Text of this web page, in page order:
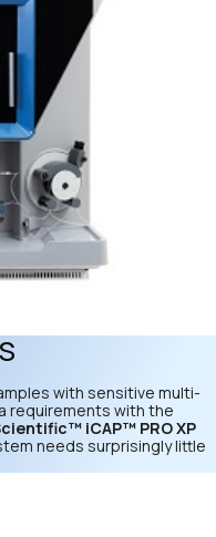
with sensitive multi-
requirements with the
iCAP™ PRO XP
needs surprisingly little